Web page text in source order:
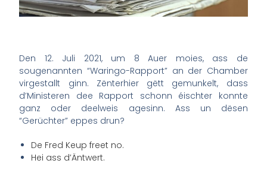
Den 12. Juli 2021, um 8 Auer moies, ass de
sougenannten “Waringo-Rapport” an der Chamber
virgestallt ginn. Zënterhier gëtt gemunkelt, dass
d’Ministeren dee Rapport schonn éischter konnte
ganz oder deelweis agesinn. Ass un dësen
“Gerüchter” eppes drun?
De Fred Keup freet no.
Hei ass d’Äntwert.